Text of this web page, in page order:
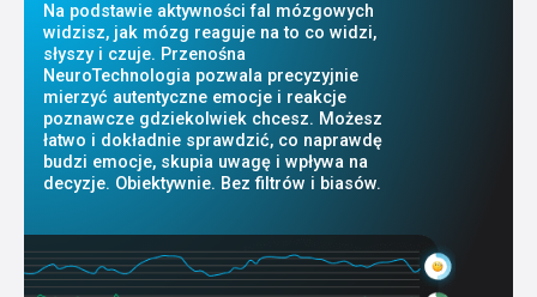
Na podstawie aktywności fal mózgowych
widzisz, jak mózg reaguje na to co widzi,
słyszy i czuje. Przenośna
NeuroTechnologia pozwala precyzyjnie
mierzyć autentyczne emocje i reakcje
poznawcze gdziekolwiek chcesz. Możesz
łatwo i dokładnie sprawdzić, co naprawdę
budzi emocje, skupia uwagę i wpływa na
decyzje. Obiektywnie. Bez filtrów i biasów.